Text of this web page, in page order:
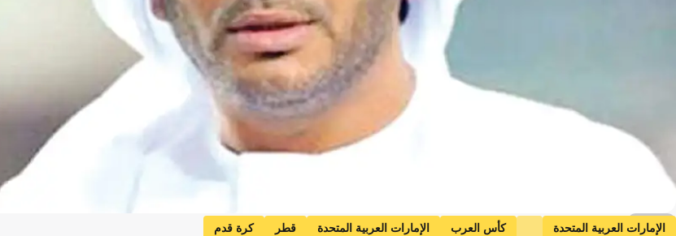
كووورة
الإمارات العربية المتحدة كأس العرب الإمارات العربية المتحدة قطر كرة قدم